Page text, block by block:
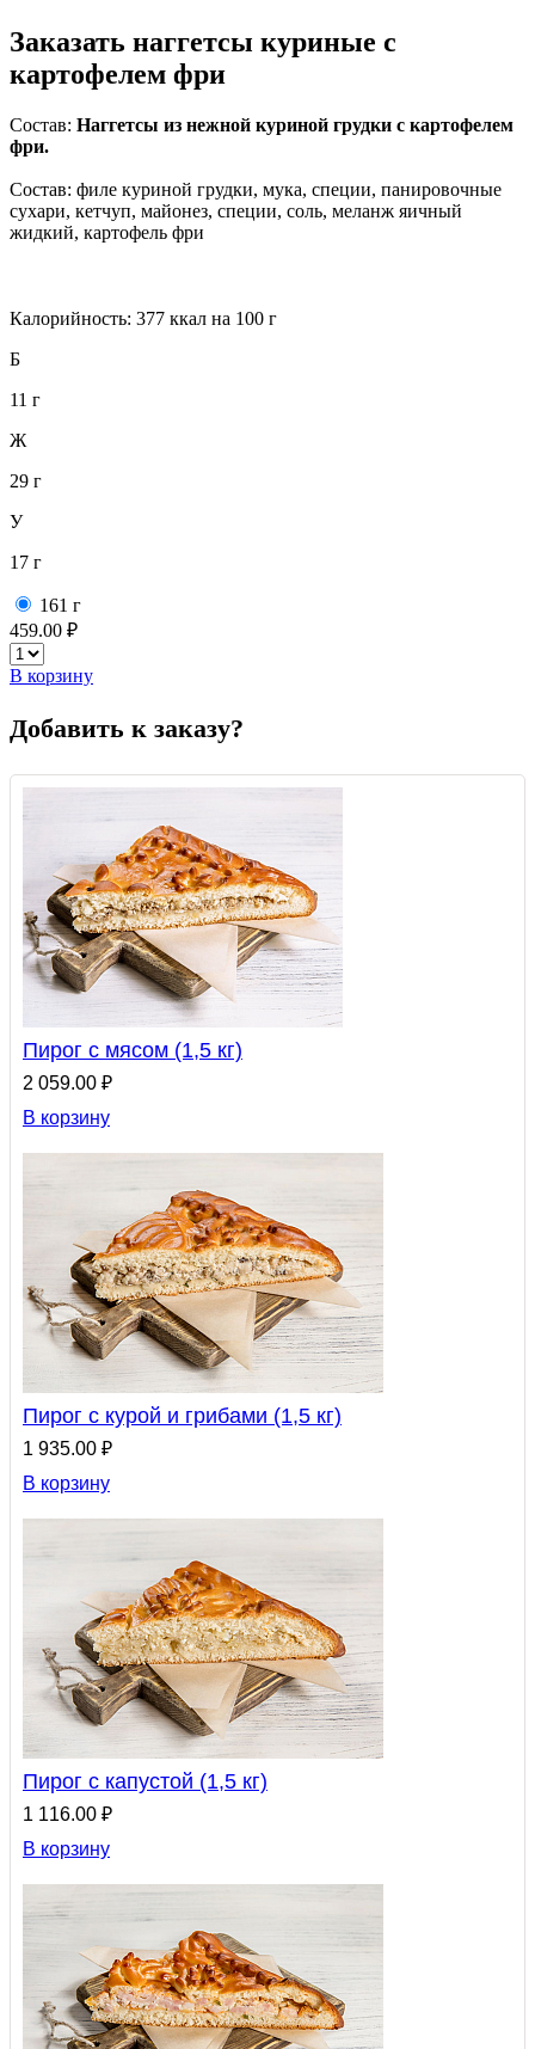
Заказать наггетсы куриные с
картофелем фри
Состав: Наггетсы из нежной куриной грудки с картофелем
фри.
Состав: филе куриной грудки, мука, специи, панировочные
сухари, кетчуп, майонез, специи, соль, меланж яичный
жидкий, картофель фри
Калорийность: 377 ккал на 100 г
Б
11 г
Ж
29 г
У
17 г
161 г
459.00 ₽
В корзину
Добавить к заказу?
Пирог с мясом (1,5 кг)
2 059.00 ₽
В корзину
Пирог с курой и грибами (1,5 кг)
1 935.00 ₽
В корзину
Пирог с капустой (1,5 кг)
1 116.00 ₽
В корзину